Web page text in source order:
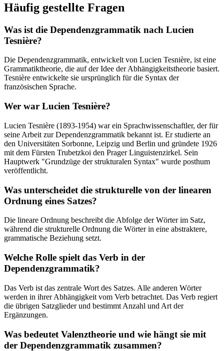
Häufig gestellte Fragen
Was ist die Dependenzgrammatik nach Lucien
Tesnière?
Die Dependenzgrammatik, entwickelt von Lucien Tesnière, ist eine
Grammatiktheorie, die auf der Idee der Abhängigkeitstheorie basiert.
Tesnière entwickelte sie ursprünglich für die Syntax der
französischen Sprache.
Wer war Lucien Tesnière?
Lucien Tesnière (1893-1954) war ein Sprachwissenschaftler, der für
seine Arbeit zur Dependenzgrammatik bekannt ist. Er studierte an
den Universitäten Sorbonne, Leipzig und Berlin und gründete 1926
mit dem Fürsten Trubetzkoi den Prager Linguistenzirkel. Sein
Hauptwerk "Grundzüge der strukturalen Syntax" wurde posthum
veröffentlicht.
Was unterscheidet die strukturelle von der linearen
Ordnung eines Satzes?
Die lineare Ordnung beschreibt die Abfolge der Wörter im Satz,
während die strukturelle Ordnung die Wörter in eine abstraktere,
grammatische Beziehung setzt.
Welche Rolle spielt das Verb in der
Dependenzgrammatik?
Das Verb ist das zentrale Wort des Satzes. Alle anderen Wörter
werden in ihrer Abhängigkeit vom Verb betrachtet. Das Verb regiert
die übrigen Satzglieder und bestimmt Anzahl und Art der
Ergänzungen.
Was bedeutet Valenztheorie und wie hängt sie mit
der Dependenzgrammatik zusammen?